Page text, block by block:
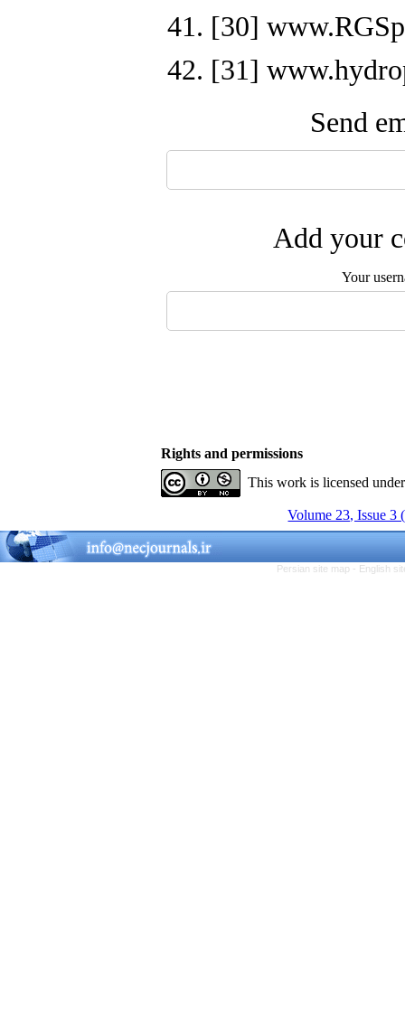
41. [30]
42. [31]
Send
Add your
Your
Rights and permissions
This work is licensed
Volume 23, Issue 3
Persian site map - English